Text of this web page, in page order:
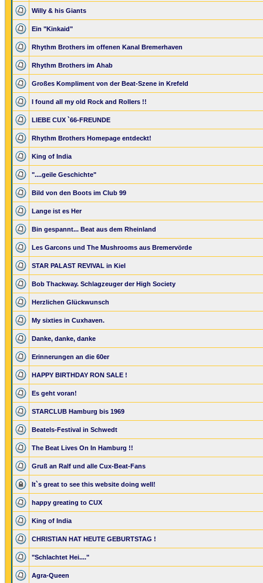
Willy & his Giants
Ein "Kinkaid"
Rhythm Brothers im offenen Kanal Bremerhaven
Rhythm Brothers im Ahab
Großes Kompliment von der Beat-Szene in Krefeld
I found all my old Rock and Rollers !!
LIEBE CUX `66-FREUNDE
Rhythm Brothers Homepage entdeckt!
King of India
"....geile Geschichte"
Bild von den Boots im Club 99
Lange ist es Her
Bin gespannt... Beat aus dem Rheinland
Les Garcons und The Mushrooms aus Bremervörde
STAR PALAST REVIVAL in Kiel
Bob Thackway. Schlagzeuger der High Society
Herzlichen Glückwunsch
My sixties in Cuxhaven.
Danke, danke, danke
Erinnerungen an die 60er
HAPPY BIRTHDAY RON SALE !
Es geht voran!
STARCLUB Hamburg bis 1969
Beatels-Festival in Schwedt
The Beat Lives On In Hamburg !!
Gruß an Ralf und alle Cux-Beat-Fans
It`s great to see this website doing well!
happy greating to CUX
King of India
CHRISTIAN HAT HEUTE GEBURTSTAG !
"Schlachtet Hei...."
Agra-Queen